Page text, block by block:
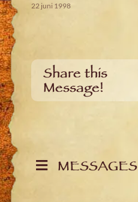
22 juni 1998
Share this
Message!
MESSAGES